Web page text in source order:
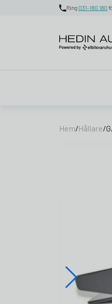
Ring031-180 180
Hem/Hållare/